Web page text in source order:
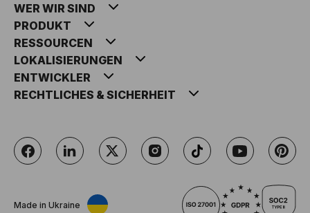
WER WIR SIND
PRODUKT
RESSOURCEN
LOKALISIERUNGEN
ENTWICKLER
RECHTLICHES & SICHERHEIT
Made in Ukraine